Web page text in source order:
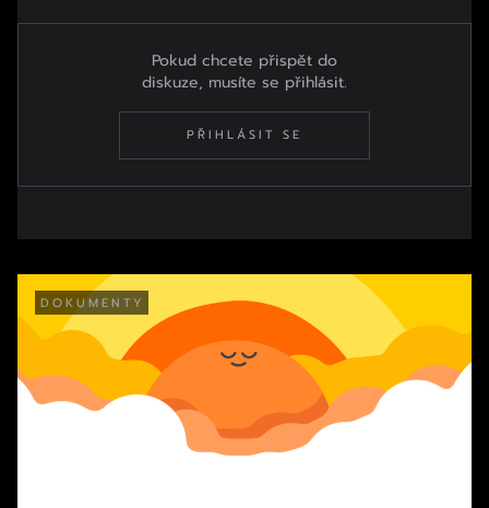
Pokud chcete přispět do
diskuze, musíte se přihlásit.
PŘIHLÁSIT SE
DOKUMENTY